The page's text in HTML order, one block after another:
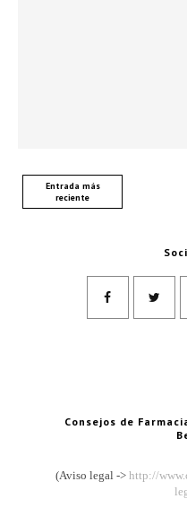
Entrada más
reciente
Consejos de
(Aviso legal -> http://